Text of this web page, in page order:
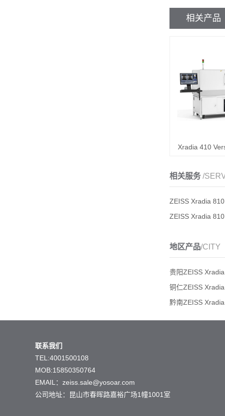
相关产品
Xradia 410
相关服务 /
ZEISS Xradia
ZEISS Xradia
地区产品/CITY
贵阳ZEISS
铜仁ZEISS
黔南ZEISS
联系我们
TEL:4001500108
MOB:15850350764
EMAIL：zeiss.sale@yosoar.com
公司地址：昆山市春晖路嘉裕广场1幢1001室